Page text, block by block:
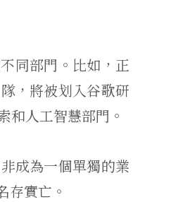
同部門。比如，正
，將被划入谷歌研
和人工智慧部門。
成為一個單獨的業
實亡。